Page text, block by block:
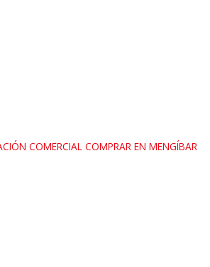
COMERCIAL COMPRAR EN MENGÍBAR